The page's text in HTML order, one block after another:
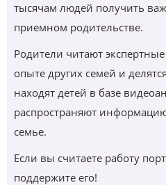
тысячам людей получить
приемном родительстве.
Родители читают
опыте других семей и
находят детей в базе
распространяют
семье.
Если вы считаете работу
поддержите его!